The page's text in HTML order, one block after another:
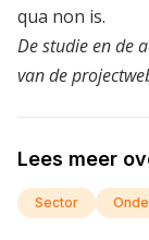
qua non is.
De studie en de
van de
Lees meer
Sector